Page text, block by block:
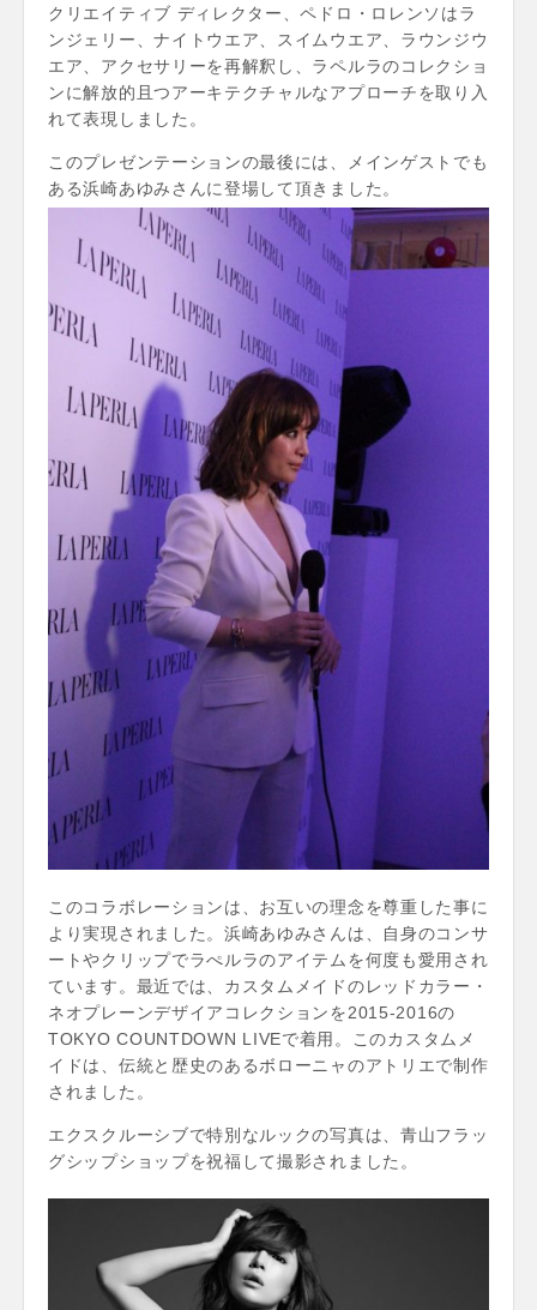
クリエイティブ ディレクター、ペドロ・ロレンソはラ
ンジェリー、ナイトウエア、スイムウエア、ラウンジウ
エア、アクセサリーを再解釈し、ラペルラのコレクショ
ンに解放的且つアーキテクチャルなアプローチを取り入
れて表現しました。
このプレゼンテーションの最後には、メインゲストでも
ある浜崎あゆみさんに登場して頂きました。
このコラボレーションは、お互いの理念を尊重した事に
より実現されました。浜崎あゆみさんは、自身のコンサ
ートやクリップでラぺルラのアイテムを何度も愛用され
ています。最近では、カスタムメイドのレッドカラー・
ネオプレーンデザイアコレクションを2015-2016の
TOKYO COUNTDOWN LIVEで着用。このカスタムメ
イドは、伝統と歴史のあるボローニャのアトリエで制作
されました。
エクスクルーシブで特別なルックの写真は、青山フラッ
グシップショップを祝福して撮影されました。